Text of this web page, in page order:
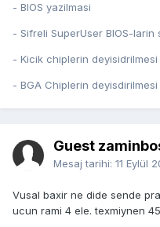
- BIOS yazilmasi
- Sifreli SuperUser BIOS-larin
- Kicik chiplerin deyisidrilmesi
- BGA Chiplerin deyisdirilmesi
Guest
Mesaj tarihi: 11 Eylül
Vusal baxir ne dide sende
ucun rami 4 ele. texmiynen